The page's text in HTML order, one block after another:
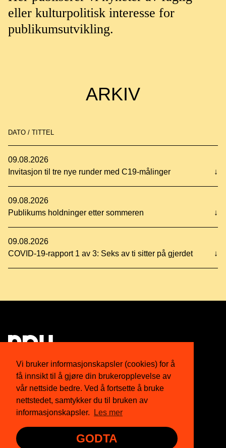
Vi bruker informasjonskapsler (cookies) for å
få innsikt til å gjøre din brukeropplevelse av
vår nettside bedre. Ved å fortsette å bruke
nettstedet, samtykker du til bruken av
informasjonskapsler.
Les mer
GODTA
eller kulturpolitisk interesse for
publikumsutvikling.
ARKIV
DATO / TITTEL
09.08.2026
Invitasjon til tre nye runder med C19-målinger
↓
09.08.2026
Publikums holdninger etter sommeren
↓
09.08.2026
COVID-19-rapport 1 av 3: Seks av ti sitter på gjerdet
↓
Om oss
Medlemskap
Presse
Twitter
Facebook
YouTube